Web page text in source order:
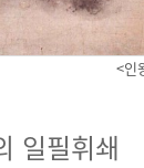
<인
일필휘쇄